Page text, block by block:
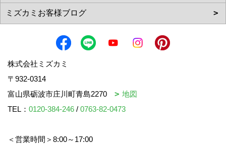
株式会社ミズカミ
〒932-0314
富山県砺波市庄川町青島2270
地図
TEL： 0120-384-246 / 0763-82-0473
＜営業時間＞8:00～17:00